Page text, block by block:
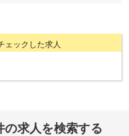
ェックした求人
の求人を検索する